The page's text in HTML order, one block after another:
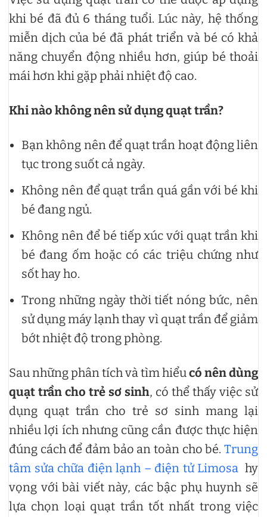
khi bé đã đủ 6 tháng tuổi. Lúc này, hệ thống
miễn dịch của bé đã phát triển và bé có khả
năng chuyển động nhiều hơn, giúp bé thoải
mái hơn khi gặp phải nhiệt độ cao.
Khi nào không nên sử dụng quạt trần?
Bạn không nên để quạt trần hoạt động liên
tục trong suốt cả ngày.
Không nên để quạt trần quá gần với bé khi
bé đang ngủ.
Không nên để bé tiếp xúc với quạt trần khi
bé đang ốm hoặc có các triệu chứng như
sốt hay ho.
Trong những ngày thời tiết nóng bức, nên
sử dụng máy lạnh thay vì quạt trần để giảm
bớt nhiệt độ trong phòng.
Sau những phân tích và tìm hiểu có nên dùng
quạt trần cho trẻ sơ sinh, có thể thấy việc sử
dụng quạt trần cho trẻ sơ sinh mang lại
nhiều lợi ích nhưng cũng cần được thực hiện
đúng cách để đảm bảo an toàn cho bé. Trung
tâm sửa chữa điện lạnh – điện tử Limosa hy
vọng với bài viết này, các bậc phụ huynh sẽ
lựa chọn loại quạt trần tốt nhất trong việc